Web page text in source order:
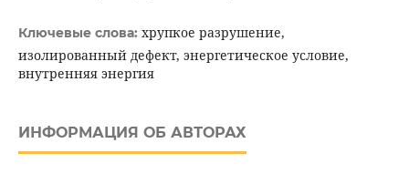
Ключевые слова: хрупкое разрушение,
изолированный дефект, энергетическое условие,
внутренняя энергия
ИНФОРМАЦИЯ ОБ АВТОРАХ